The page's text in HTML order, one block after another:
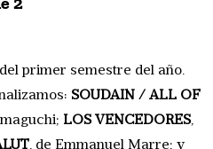
primer semestre del año.
SOUDAIN / ALL OF
LOS VENCEDORES,
, de Emmanuel Marre; y